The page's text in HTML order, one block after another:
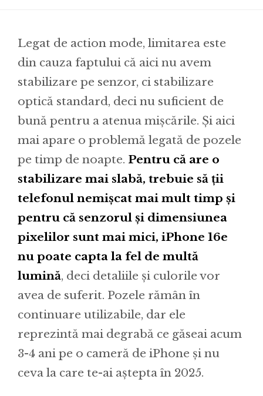
Legat de action mode, limitarea este
din cauza faptului că aici nu avem
stabilizare pe senzor, ci stabilizare
optică standard, deci nu suficient de
bună pentru a atenua mișcările. Și aici
mai apare o problemă legată de pozele
pe timp de noapte. Pentru că are o
stabilizare mai slabă, trebuie să ții
telefonul nemișcat mai mult timp și
pentru că senzorul și dimensiunea
pixelilor sunt mai mici, iPhone 16e
nu poate capta la fel de multă
lumină, deci detaliile și culorile vor
avea de suferit. Pozele rămân în
continuare utilizabile, dar ele
reprezintă mai degrabă ce găseai acum
3-4 ani pe o cameră de iPhone și nu
ceva la care te-ai aștepta în 2025.